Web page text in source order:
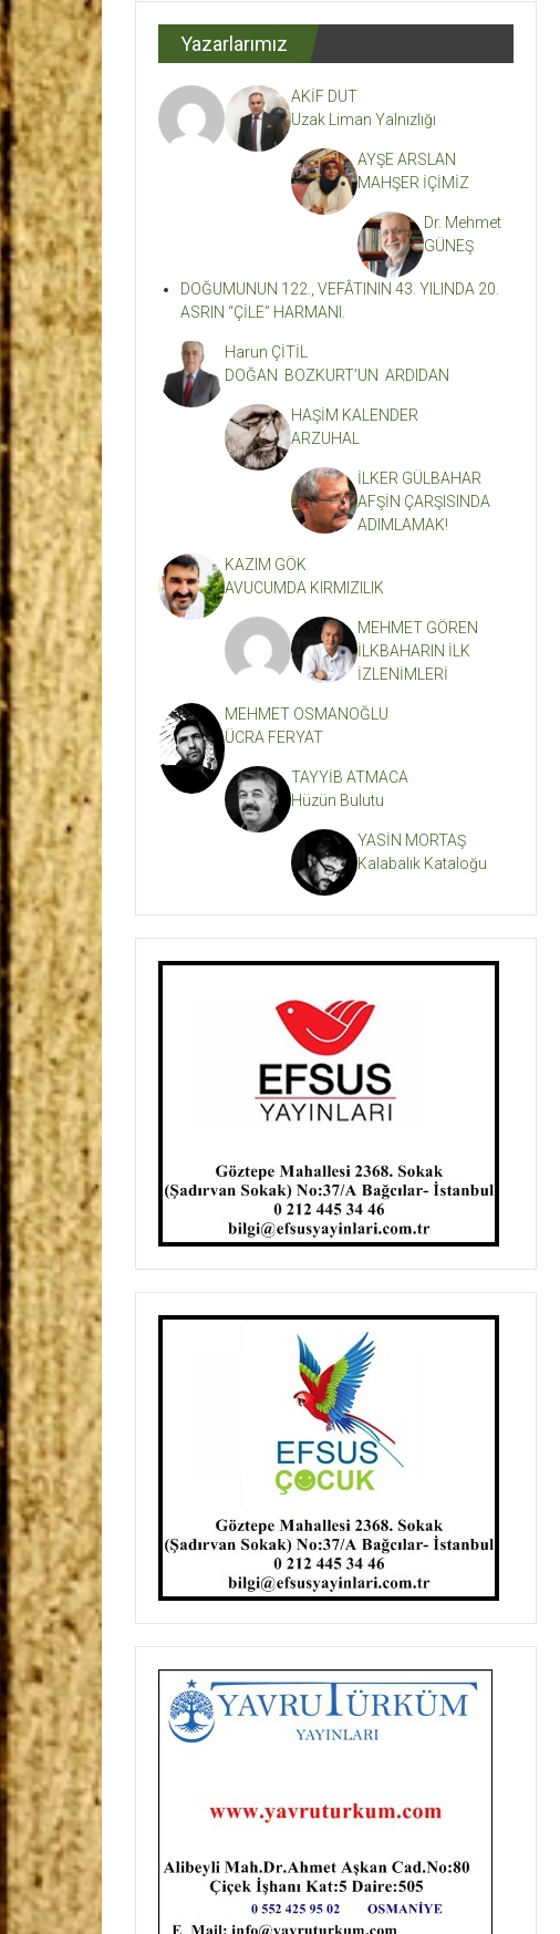
Dergisi
Kahramanmaraş'ın
Etkili
Edebiyat
Yazarlarımız
AKİF DUT
Uzak Liman Yalnızlığı
AYŞE ARSLAN
MAHŞER İÇİMİZ
Dr. Mehmet
GÜNEŞ
DOĞUMUNUN 122., VEFÂTININ 43. YILINDA 20.
ASRIN “ÇİLE” HARMANI.
Harun ÇİTİL
DOĞAN BOZKURT’UN ARDIDAN
HAŞİM KALENDER
ARZUHAL
İLKER GÜLBAHAR
AFŞİN ÇARŞISINDA
ADIMLAMAK!
KAZIM GÖK
AVUCUMDA KIRMIZILIK
MEHMET GÖREN
İLKBAHARIN İLK
İZLENİMLERİ
MEHMET OSMANOĞLU
ÜCRA FERYAT
TAYYİB ATMACA
Hüzün Bulutu
YASİN MORTAŞ
Kalabalık Kataloğu